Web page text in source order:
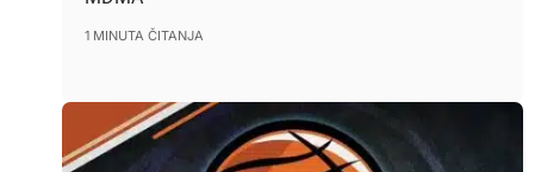
1 MINUTA ČITANJA